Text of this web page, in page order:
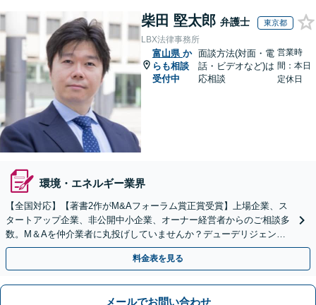
柴田 堅太郎 弁護士 東京都
LBX法律事務所
富山県 か
らも相談
受付中
面談方法(対面・電
話・ビデオなど)は
応相談
営業時
間：本日
定休日
環境・エネルギー業界
【全国対応】【著書2作がM&Aフォーラム賞正賞受賞】上場企業、ス
タートアップ企業、非公開中小企業、オーナー経営者からのご相談多
数。M＆Aを仲介業者に丸投げしていませんか？デューデリジェンス
や契約書作成・交渉はお任せください【初回無料】
料金表を見る
メールでお問い合わせ